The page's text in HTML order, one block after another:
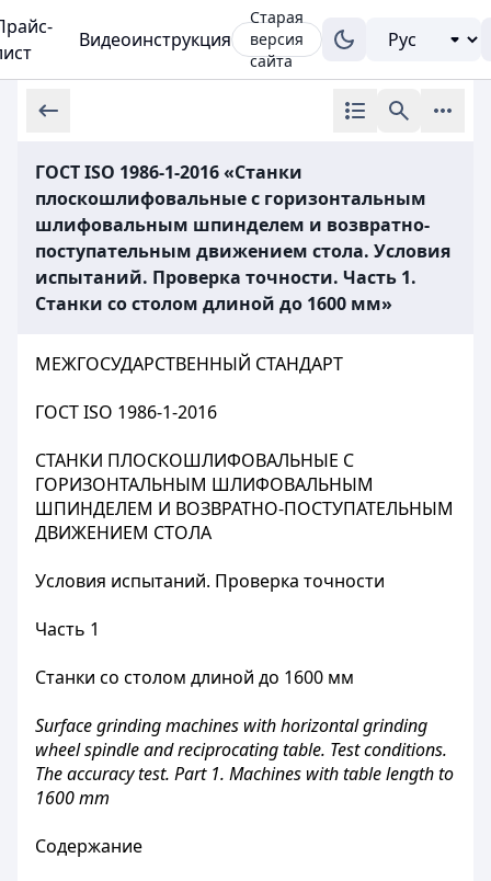
Видеоинструкция
Старая
версия
сайта
ГОСТ ISO 1986-1-2016 «Станки
плоскошлифовальные с горизонтальным
шлифовальным шпинделем и возвратно-
поступательным движением стола. Условия
испытаний. Проверка точности. Часть 1.
Станки со столом длиной до 1600 мм»
МЕЖГОСУДАРСТВЕННЫЙ СТАНДАРТ
ГОСТ ISО 1986-1-2016
СТАНКИ ПЛОСКОШЛИФОВАЛЬНЫЕ С
ГОРИЗОНТАЛЬНЫМ ШЛИФОВАЛЬНЫМ
ШПИНДЕЛЕМ И ВОЗВРАТНО-ПОСТУПАТЕЛЬНЫМ
ДВИЖЕНИЕМ СТОЛА
Условия испытаний. Проверка точности
Часть 1
Станки со столом длиной до 1600 мм
Surface grinding machines with horizontal grinding
wheel spindle and reciprocating table. Test conditions.
The accuracy test. Part 1. Machines with table length to
1600 mm
Содержание